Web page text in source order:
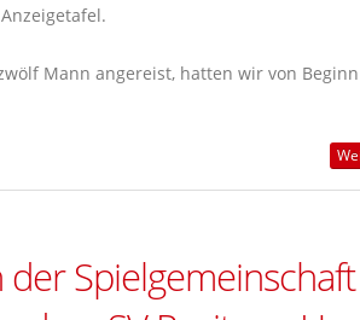
Mann angereist, hatten wir von
der Spielgemeinschaft